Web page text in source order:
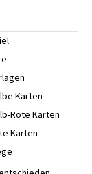
Karten
Rote Karten
Karten